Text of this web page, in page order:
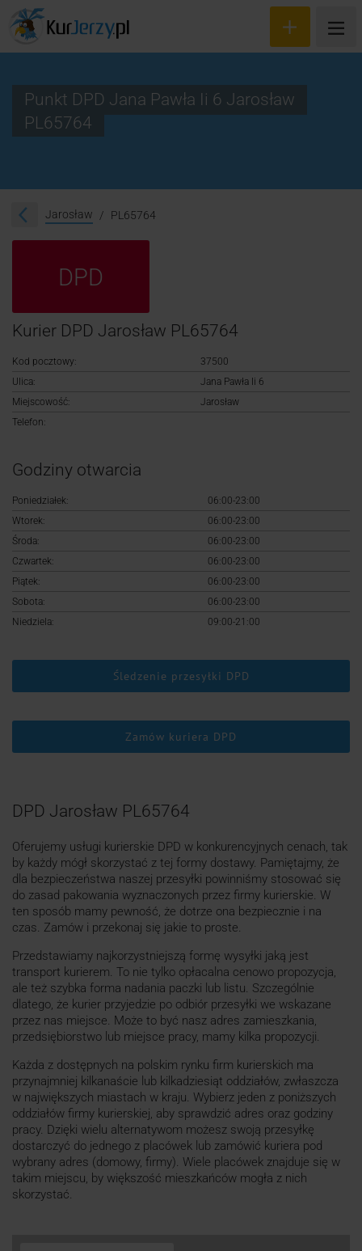
Śledzenie przesyłki
Logowanie
Punkt DPD Jana Pawła Ii 6 Jarosław
PL65764
Jarosław PL65764
DPD
Kurier DPD Jarosław PL65764
Kod pocztowy:
37500
Ulica:
Jana Pawła Ii 6
Miejscowość:
Jarosław
Telefon:
Godziny otwarcia
Poniedziałek:
06:00-23:00
Wtorek:
06:00-23:00
Środa:
06:00-23:00
Czwartek:
06:00-23:00
Piątek:
06:00-23:00
Sobota:
06:00-23:00
Niedziela:
09:00-21:00
Śledzenie przesyłki DPD
Zamów kuriera DPD
DPD Jarosław PL65764
Oferujemy usługi kurierskie DPD w konkurencyjnych cenach, tak
by każdy mógł skorzystać z tej formy dostawy. Pamiętajmy, że
dla bezpieczeństwa naszej przesyłki powinniśmy stosować się
do zasad pakowania wyznaczonych przez firmy kurierskie. W
ten sposób mamy pewność, że dotrze ona bezpiecznie i na
czas. Zamów i przekonaj się jakie to proste.
Przedstawiamy najkorzystniejszą formę wysyłki jaką jest
transport kurierem. To nie tylko opłacalna cenowo propozycja,
ale też szybka forma nadania paczki lub listu. Szczególnie
dlatego, że kurier przyjedzie po odbiór przesyłki we wskazane
przez nas miejsce. Może to być nasz adres zamieszkania,
przedsiębiorstwo lub miejsce pracy, mamy kilka propozycji.
Każda z dostępnych na polskim rynku firm kurierskich ma
przynajmniej kilkanaście lub kilkadziesiąt oddziałów, zwłaszcza
w największych miastach w kraju. Wybierz jeden z poniższych
oddziałów firmy kurierskiej, aby sprawdzić adres oraz godziny
pracy. Dzięki wielu alternatywom możesz swoją przesyłkę
dostarczyć do jednego z placówek lub zamówić kuriera pod
wybrany adres (domowy, firmy). Wiele placówek znajduje się w
takim miejscu, by większość mieszkańców mogła z nich
skorzystać.